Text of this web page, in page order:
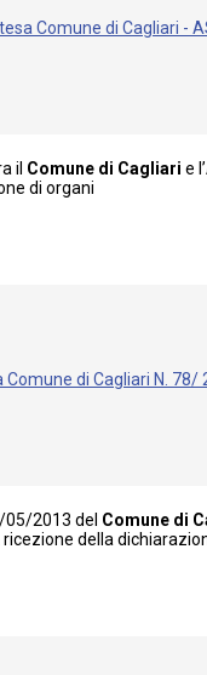
Comune di Cagliari -
il Comune di Cagliari e l’
di organi
Comune di Cagliari N. 78/
05/2013 del Comune di
della